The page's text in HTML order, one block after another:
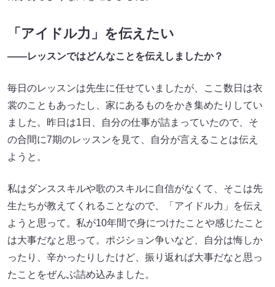
「アイドル力」を伝えたい
――レッスンではどんなことを伝えしましたか？
毎日のレッスンは先生に任せていましたが、ここ数日は衣
裳のこともあったし、家にあるものをかき集めたりしてい
ました。昨日は1日、自分の仕事が詰まっていたので、そ
の合間に7期のレッスンを見て、自分が言えることは伝え
ようと。
私はダンススキルや歌のスキルに自信がなくて、そこは先
生たちが教えてくれることなので、「アイドル力」を伝え
ようと思って。私が10年間で身につけたことや感じたこと
は大事だなと思って。ポジション争いなど、自分は悔しか
ったり、辛かったりしたけど、振り返れば大事だなと思っ
たことをぜんぶ詰め込みました。